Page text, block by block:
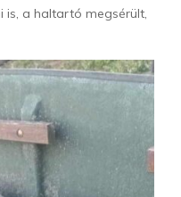
is, a haltartó megsérült,